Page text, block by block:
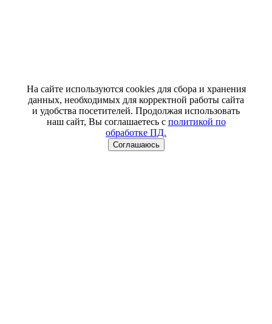
На сайте используются cookies для сбора и хранения
данных, необходимых для корректной работы сайта
и удобства посетителей. Продолжая использовать
наш сайт, Вы соглашаетесь с политикой по
обработке ПД.
Соглашаюсь